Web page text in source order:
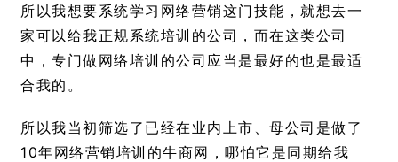
所以我想要系统学习网络营销这门技能，就想去一
家可以给我正规系统培训的公司，而在这类公司
中，专门做网络培训的公司应当是最好的也是最适
合我的。
所以我当初筛选了已经在业内上市、母公司是做了
10年网络营销培训的牛商网，哪怕它是同期给我